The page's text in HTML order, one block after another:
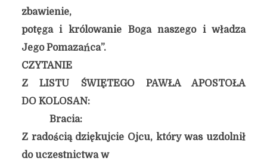
zbawienie,
potęga i królowanie Boga naszego i władza
Jego Pomazańca”.
CZYTANIE
Z LISTU ŚWIĘTEGO PAWŁA APOSTOŁA
DO KOLOSAN:
Bracia:
Z radością dziękujcie Ojcu, który was uzdolnił
do uczestnictwa w